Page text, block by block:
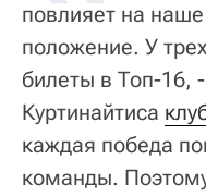
повлияет на
положение. У
билеты в Топ-16,
Куртинайтиса
каждая победа
команды.